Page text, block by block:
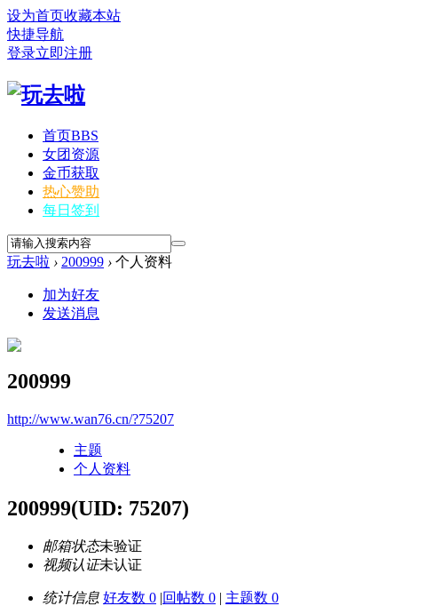
设为首页收藏本站
快捷导航
登录立即注册
首页BBS
女团资源
金币获取
热心赞助
每日签到
玩去啦 › 200999 › 个人资料
加为好友
发送消息
200999
http://www.wan76.cn/?75207
主题
个人资料
200999(UID: 75207)
邮箱状态未验证
视频认证未认证
统计信息 好友数 0 |回帖数 0 | 主题数 0